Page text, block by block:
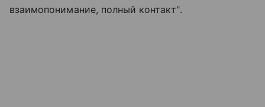
взаимопонимание, полный контакт".